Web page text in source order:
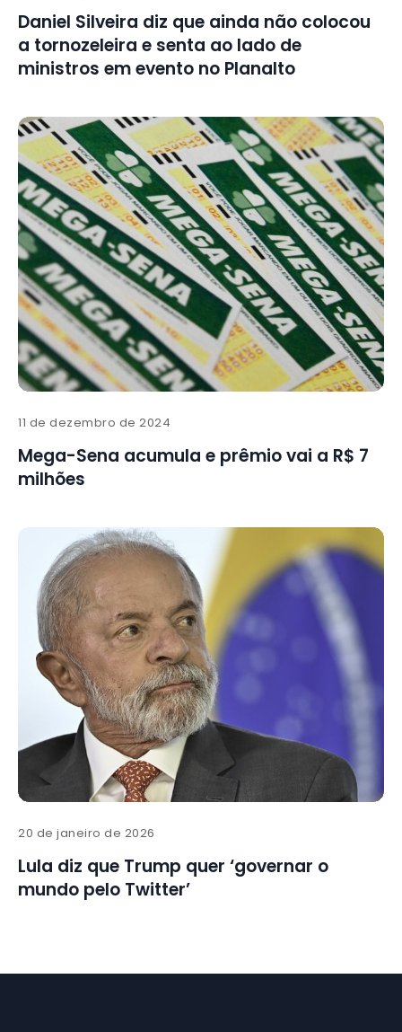
Daniel Silveira diz que ainda não colocou
a tornozeleira e senta ao lado de
ministros em evento no Planalto
11 de dezembro de 2024
Mega-Sena acumula e prêmio vai a R$ 7
milhões
20 de janeiro de 2026
Lula diz que Trump quer ‘governar o
mundo pelo Twitter’